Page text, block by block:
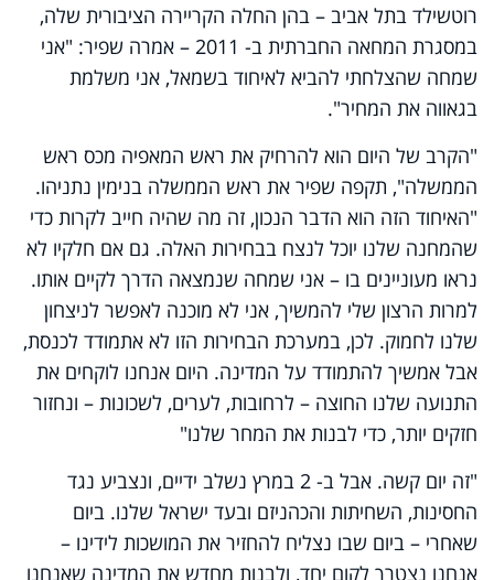
רוטשילד בתל אביב – בהן החלה הקריירה הציבורית שלה,
במסגרת המחאה החברתית ב- 2011 – אמרה שפיר: "אני
שמחה שהצלחתי להביא לאיחוד בשמאל, אני משלמת
בגאווה את המחיר".
"הקרב של היום הוא להרחיק את ראש המאפיה מכס ראש
הממשלה", תקפה שפיר את ראש הממשלה בנימין נתניהו.
"האיחוד הזה הוא הדבר הנכון, זה מה שהיה חייב לקרות כדי
שהמחנה שלנו יוכל לנצח בבחירות האלה. גם אם חלקיו לא
נראו מעוניינים בו – אני שמחה שנמצאה הדרך לקיים אותו.
למרות הרצון שלי להמשיך, אני לא מוכנה לאפשר לניצחון
שלנו לחמוק. לכן, במערכת הבחירות הזו לא אתמודד לכנסת,
אבל אמשיך להתמודד על המדינה. היום אנחנו לוקחים את
התנועה שלנו החוצה – לרחובות, לערים, לשכונות – ונחזור
חזקים יותר, כדי לבנות את המחר שלנו"
"זה יום קשה. אבל ב- 2 במרץ נשלב ידיים, ונצביע נגד
החסינות, השחיתות והכהניזם ובעד ישראל שלנו. ביום
שאחרי – ביום שבו נצליח להחזיר את המושכות לידינו –
אנחנו נצטרך לקום יחד, ולבנות מחדש את המדינה שאנחנו